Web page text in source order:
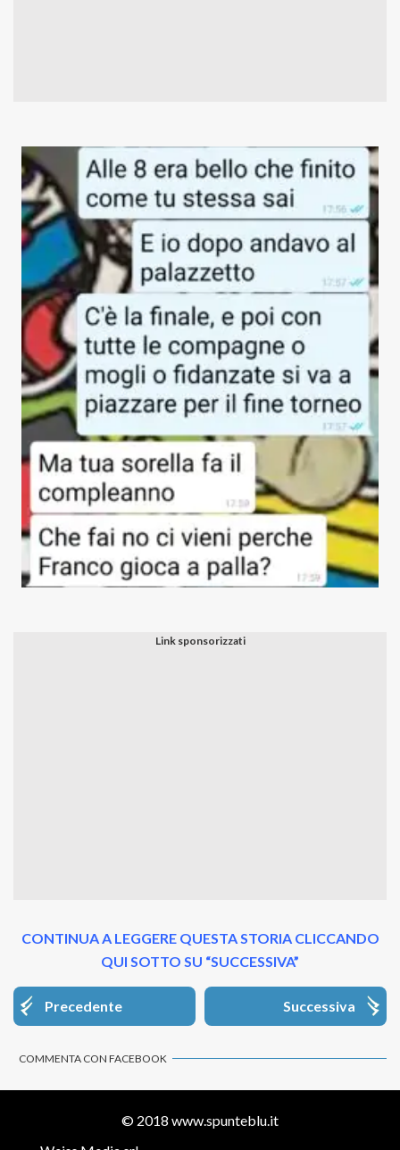
CONTINUA A LEGGERE QUESTA STORIA CLICCANDO
QUI SOTTO SU “SUCCESSIVA”
Precedente Successiva
COMMENTA CON FACEBOOK
© 2018 www.spunteblu.it